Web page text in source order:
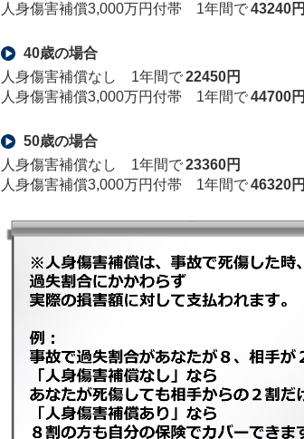
人身傷害補償3,000万円付帯 1年間で43240円
40歳の場合
人身傷害補償なし 1年間で22450円
人身傷害補償3,000万円付帯 1年間で44700円
50歳の場合
人身傷害補償なし 1年間で23360円
人身傷害補償3,000万円付帯 1年間で46320円